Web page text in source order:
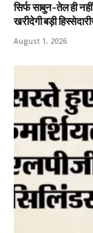
सिर्फ साबुन-तेल ही
खरीदेगी बड़ी
August 1, 2026